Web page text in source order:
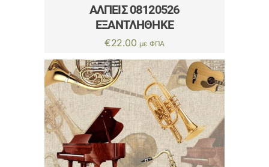
ΑΛΠΕΙΣ 08120526
ΕΞΑΝΤΛΗΘΗΚΕ
€22.00 με ΦΠΑ